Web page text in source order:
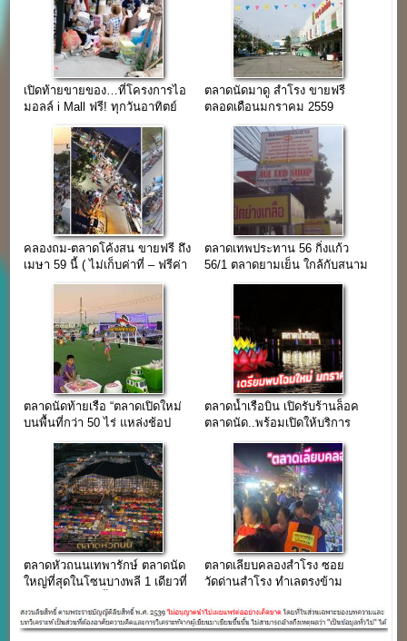
เปิดท้ายขายของ…ที่โครงการไอ
มอลล์ i Mall ฟรี! ทุกวันอาทิตย์
ตลาดนัดมาดู สำโรง ขายฟรี
ตลอดเดือนมกราคม 2559
คลองถม-ตลาดโค้งสน ขายฟรี ถึง
เมษา 59 นี้ ( ไม่เก็บค่าที่ – ฟรีค่า
ไฟฟ้า )
ตลาดเทพประทาน 56 กิ่งแก้ว
56/1 ตลาดยามเย็น ใกล้กับสนาม
บินสุวรรณภูมิ
ตลาดนัดท้ายเรือ “ตลาดเปิดใหม่
บนพื้นที่กว่า 50 ไร่ แหล่งช้อป
แห่งใหม่เมืองสมุทรปราการ”
ตลาดน้ำเรือบิน เปิดรับร้านล็อค
ตลาดนัด..พร้อมเปิดให้บริการ
ตลาดหัวถนนเทพารักษ์ ตลาดนัด
ใหญ่ที่สุดในโซนบางพลี 1 เดียวที่
ตลาดเลียบคลองสำโรง ซอย
วัดด่านสำโรง ทำเลตรงข้าม
113